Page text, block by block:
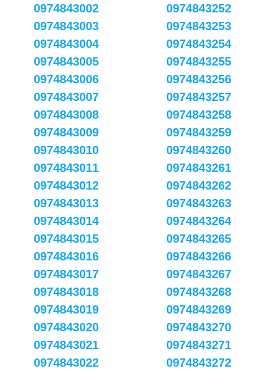
0974843002
0974843003
0974843004
0974843005
0974843006
0974843007
0974843008
0974843009
0974843010
0974843011
0974843012
0974843013
0974843014
0974843015
0974843016
0974843017
0974843018
0974843019
0974843020
0974843021
0974843022
0974843252
0974843253
0974843254
0974843255
0974843256
0974843257
0974843258
0974843259
0974843260
0974843261
0974843262
0974843263
0974843264
0974843265
0974843266
0974843267
0974843268
0974843269
0974843270
0974843271
0974843272